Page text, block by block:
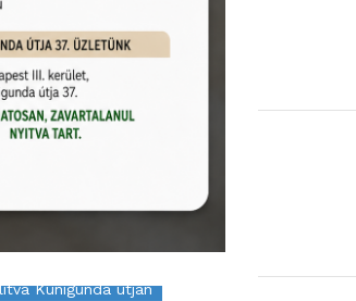
860Ft
(2-3 hét)
Kunigunda útján